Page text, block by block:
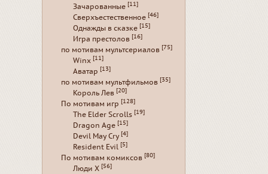
Зачарованные [11]
Сверхъестественное [46]
Однажды в сказке [15]
Игра престолов [16]
по мотивам мультсериалов [75]
Winx [11]
Аватар [13]
по мотивам мультфильмов [35]
Король Лев [20]
По мотивам игр [128]
The Elder Scrolls [19]
Dragon Age [15]
Devil May Cry [4]
Resident Evil [5]
По мотивам комиксов [80]
Люди Х [56]